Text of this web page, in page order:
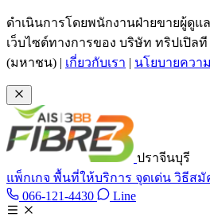
ข้ามไปเนื้อหาหลัก
ดำเนินการโดยพนักงานฝ่ายขายผู้ดู
เว็บไซต์ทางการของ บริษัท ทริปเปิล
(มหาชน) | เกี่ยวกับเรา | นโยบายควา
ปราจีนบุรี
แพ็กเกจ พื้นที่ให้บริการ จุดเด่น วิธีสมั
066-121-4430 โทร 066-121-4430
LineLine @tan3bb